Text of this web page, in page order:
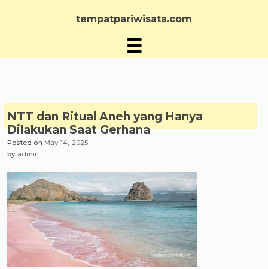
tempatpariwisata.com
NTT dan Ritual Aneh yang Hanya
Dilakukan Saat Gerhana
Posted on May 14, 2025
by admin